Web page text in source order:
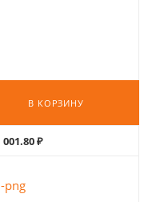
В КОРЗИНУ
001.80 ₽